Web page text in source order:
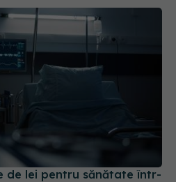
de lei pentru sănătate într-
spitale primesc bani